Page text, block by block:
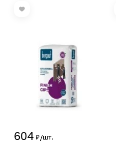
604 ₽/шт.